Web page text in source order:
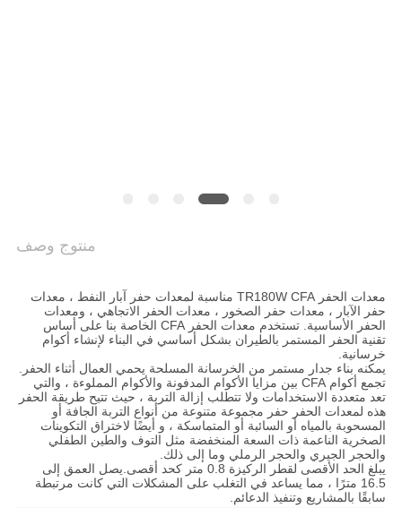
سياسة
الخصوصية
منتوج وصف
معدات الحفر TR180W CFA مناسبة لمعدات حفر آبار النفط ، معدات
حفر الآبار ، معدات حفر الصخور ، معدات الحفر الاتجاهي ، ومعدات
الحفر الأساسية. تستخدم معدات الحفر CFA الخاصة بنا على أساس
تقنية الحفر المستمر بالطيران بشكل أساسي في البناء لإنشاء أكوام
خرسانية.
يمكنه بناء جدار مستمر من الخرسانة المسلحة يحمي العمال أثناء الحفر.
تجمع أكوام CFA بين مزايا الأكوام المدفونة والأكوام المملوءة ، والتي
تعد متعددة الاستخدامات ولا تتطلب إزالة التربة ، حيث تتيح طريقة الحفر
هذه لمعدات الحفر حفر مجموعة متنوعة من أنواع التربة الجافة أو
المسحوبة بالمياه أو السائبة أو المتماسكة ، و أيضًا لاختراق التكوينات
الصخرية الناعمة ذات السعة المنخفضة مثل التوف والطين الطفلي
والحجر الجيري والحجر الرملي وما إلى ذلك.
يبلغ الحد الأقصى لقطر الركيزة 0.8 متر كحد أقصى.يصل العمق إلى
16.5 مترًا ، مما يساعد في التغلب على المشكلات التي كانت مرتبطة
سابقًا بالمشاريع وتنفيذ الدعائم.